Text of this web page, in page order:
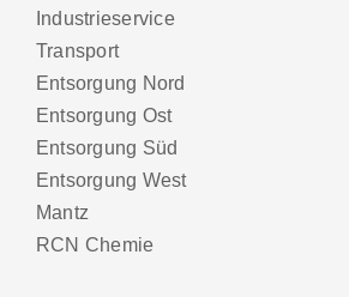
Industrieservice
Transport
Entsorgung Nord
Entsorgung Ost
Entsorgung Süd
Entsorgung West
Mantz
RCN Chemie